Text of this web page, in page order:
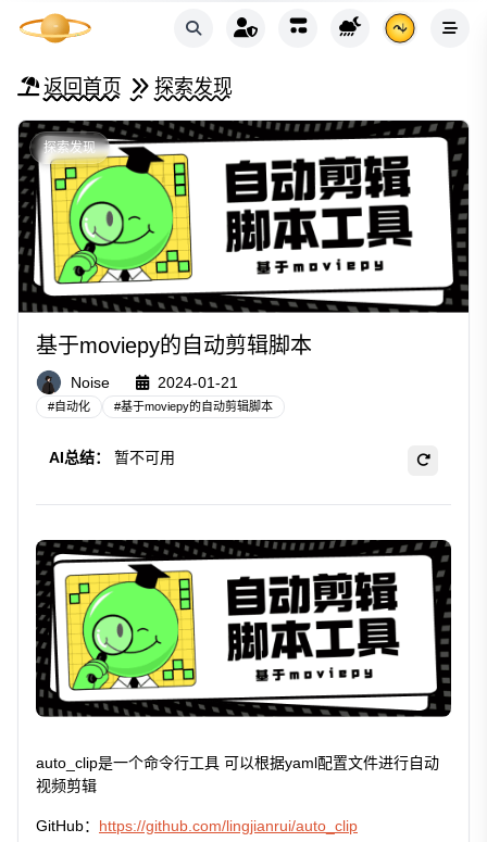
返回首页 探索发现
探索发现
基于moviepy的自动剪辑脚本
Noise 2024-01-21
#自动化 #基于moviepy的自动剪辑脚本
AI总结： 暂不可用
auto_clip是一个命令行工具 可以根据yaml配置文件进行自动
视频剪辑
GitHub： https://github.com/lingjianrui/auto_clip